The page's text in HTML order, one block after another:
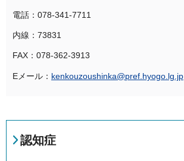
電話：078-341-7711
内線：73831
FAX：078-362-3913
Eメール： kenkouzoushinka@pref.hyogo.lg.jp
認知症